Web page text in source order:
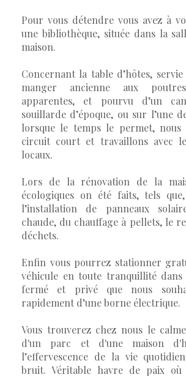
Pour vous détendre vous avez à
une bibliothèque, située dans la
maison.
Concernant la table d’hôtes,
manger ancienne aux
apparentes, et pourvu d’un
souillarde d’époque, ou sur l’une
lorsque le temps le permet,
circuit court et travaillons avec
locaux.
Lors de la rénovation de la
écologiques on été faits, tels
l’installation de panneaux
chaude, du chauffage à pellets, le
déchets.
Enfin vous pourrez stationner
véhicule en toute tranquillité
fermé et privé que nous
rapidement d’une borne électrique.
Vous trouverez chez nous le
d'un parc et d'une maison
l’effervescence de la vie
bruit. Véritable havre de paix